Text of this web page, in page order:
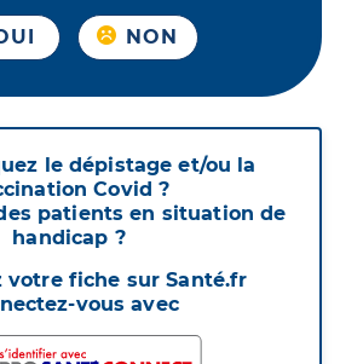
NON
le dépistage et/ou la
Covid ?
patients en situation de
handicap ?
votre fiche sur Santé.fr
vous avec